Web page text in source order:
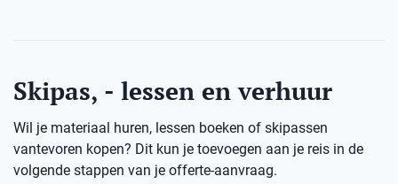
Skipas, - lessen en verhuur
Wil je materiaal huren, lessen boeken of skipassen
vantevoren kopen? Dit kun je toevoegen aan je reis in de
volgende stappen van je offerte-aanvraag.